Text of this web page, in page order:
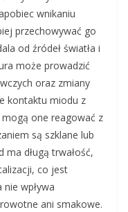
wnikaniu
przechowywać go
od źródeł światła i
może prowadzić
oraz zmiany
kontaktu miodu z
one reagować z
są szklane lub
długą trwałość,
co jest
wpływa
ani smakowe.